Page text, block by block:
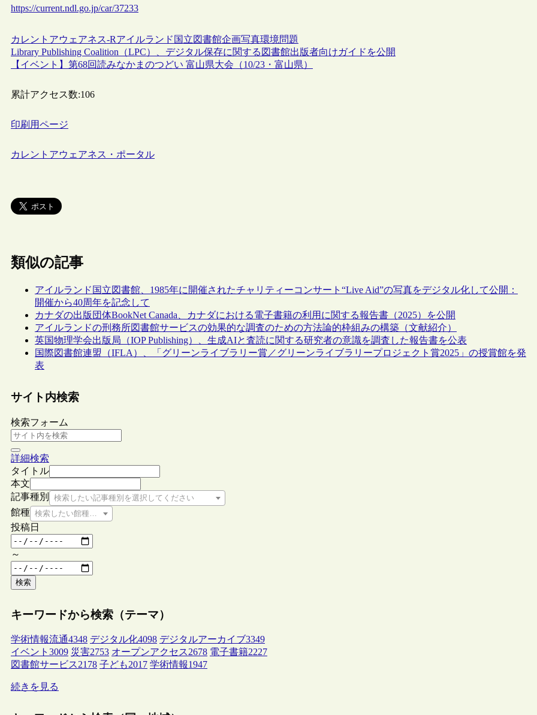
https://current.ndl.go.jp/car/37233
カレントアウェアネス-Rアイルランド 国立図書館企画写真環境問題
Library Publishing Coalition（LPC）、デジタル保存に関する図書館出版者向けガイドを公開
【イベント】第68回読みなかまのつどい 富山県大会（10/23・富山県）
累計アクセス数:106
印刷用ページ
カレントアウェアネス・ポータル
類似の記事
アイルランド国立図書館、1985年に開催されたチャリティーコンサート“Live Aid”の写真をデジタル化して公開：
開催から40周年を記念して
カナダの出版団体BookNet Canada、カナダにおける電子書籍の利用に関する報告書（2025）を公開
アイルランドの刑務所図書館サービスの効果的な調査のための方法論的枠組みの構築（文献紹介）
英国物理学会出版局（IOP Publishing）、生成AIと査読に関する研究者の意識を調査した報告書を公表
国際図書館連盟（IFLA）、「グリーンライブラリー賞／グリーンライブラリープロジェクト賞2025」の授賞館を発
表
サイト内検索
検索フォーム
詳細検索
タイトル
本文
記事種別
検索したい記事種別を選択してください
館種 検索したい館種を選択してください
投稿日
～
検索
キーワードから検索（テーマ）
学術情報流通4348 デジタル化4098 デジタルアーカイブ3349
イベント 3009 災害2753 オープンアクセス2678 電子書籍2227
図書館サービス2178 子ども2017 学術情報1947
続きを見る